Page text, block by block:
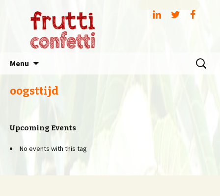
Menu
Zoeken
naar:
oogsttijd
Upcoming Events
No events with this tag